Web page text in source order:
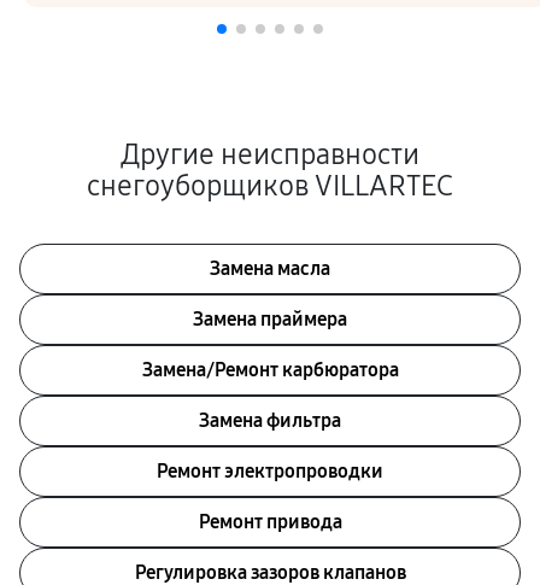
Другие неисправности
снегоуборщиков VILLARTEC
Замена масла
Замена праймера
Замена/Pемонт карбюратора
Замена фильтра
Ремонт электропроводки
Ремонт привода
Регулировка зазоров клапанов